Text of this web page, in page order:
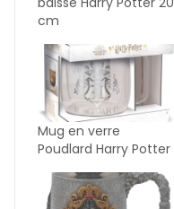
cm
Mug en verre
Poudlard Harry Potter